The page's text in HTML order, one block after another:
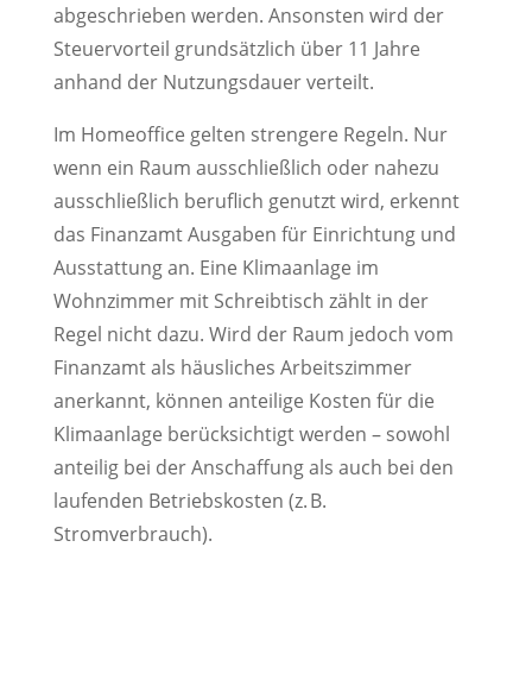
abgeschrieben werden. Ansonsten wird der
Steuervorteil grundsätzlich über 11 Jahre
anhand der Nutzungsdauer verteilt.
Im Homeoffice gelten strengere Regeln. Nur
wenn ein Raum ausschließlich oder nahezu
ausschließlich beruflich genutzt wird, erkennt
das Finanzamt Ausgaben für Einrichtung und
Ausstattung an. Eine Klimaanlage im
Wohnzimmer mit Schreibtisch zählt in der
Regel nicht dazu. Wird der Raum jedoch vom
Finanzamt als häusliches Arbeitszimmer
anerkannt, können anteilige Kosten für die
Klimaanlage berücksichtigt werden – sowohl
anteilig bei der Anschaffung als auch bei den
laufenden Betriebskosten (z. B.
Stromverbrauch).